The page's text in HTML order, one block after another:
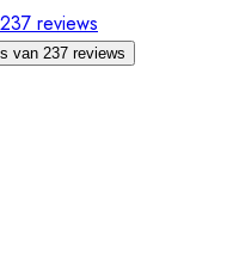
reviews
van 237 reviews